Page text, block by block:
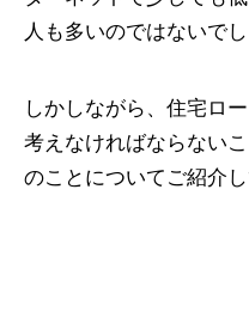
人も多いのではないでし
しかしながら、住宅ロ
考えなければならない
のことについてご紹介